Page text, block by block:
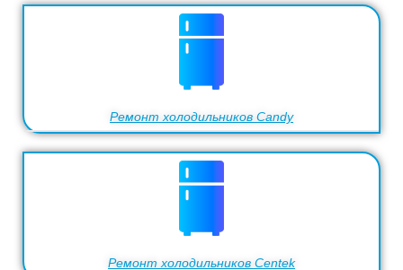
Ремонт холодильников Candy
Ремонт холодильников Centek